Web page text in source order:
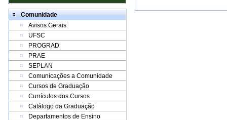
Comunidade
Avisos Gerais
UFSC
PROGRAD
PRAE
SEPLAN
Comunicações a Comunidade
Cursos de Graduação
Currículos dos Cursos
Catálogo da Graduação
Departamentos de Ensino